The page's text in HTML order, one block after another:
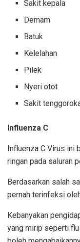
Sakit kepala
Demam
Batuk
Kelelahan
Pilek
Nyeri otot
Sakit
Influenza C
Influenza C Virus ini
ringan pada saluran
Berdasarkan salah
pernah terinfeksi
Kebanyakan
yang mirip seperti